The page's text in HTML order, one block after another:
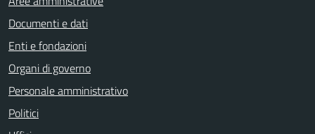
Documenti e dati
Enti e fondazioni
Organi di governo
Personale amministrativo
Politici